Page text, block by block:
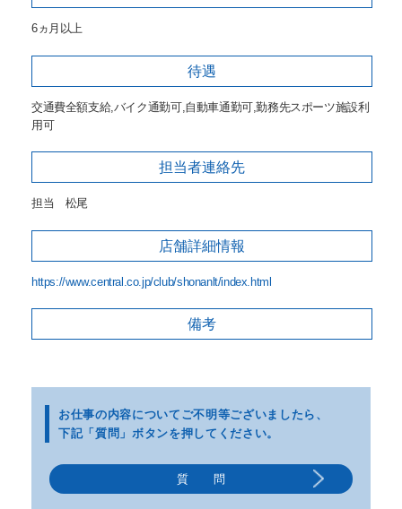
6ヵ月以上
待遇
交通費全額支給,バイク通勤可,自動車通勤可,勤務先スポーツ施設利
用可
担当者連絡先
担当 松尾
店舗詳細情報
https://www.central.co.jp/club/shonanlt/index.html
備考
お仕事の内容についてご不明等ございましたら、
下記「質問」ボタンを押してください。
質 問